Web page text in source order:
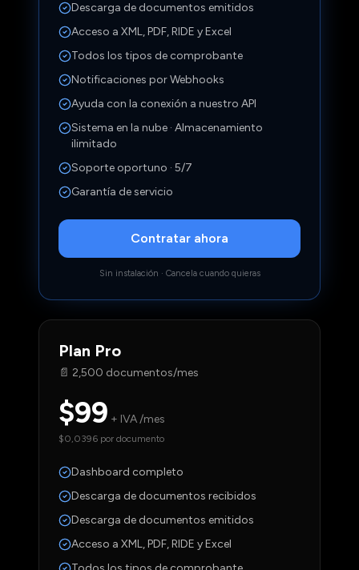
Descarga de documentos emitidos
Acceso a XML, PDF, RIDE y Excel
Todos los tipos de comprobante
Notificaciones por Webhooks
Ayuda con la conexión a nuestro API
Sistema en la nube · Almacenamiento
ilimitado
Soporte oportuno · 5/7
Garantía de servicio
Contratar ahora
Sin instalación · Cancela cuando quieras
Plan Pro
📄 2,500 documentos/mes
$99 + IVA /mes
$0,0396 por documento
Dashboard completo
Descarga de documentos recibidos
Descarga de documentos emitidos
Acceso a XML, PDF, RIDE y Excel